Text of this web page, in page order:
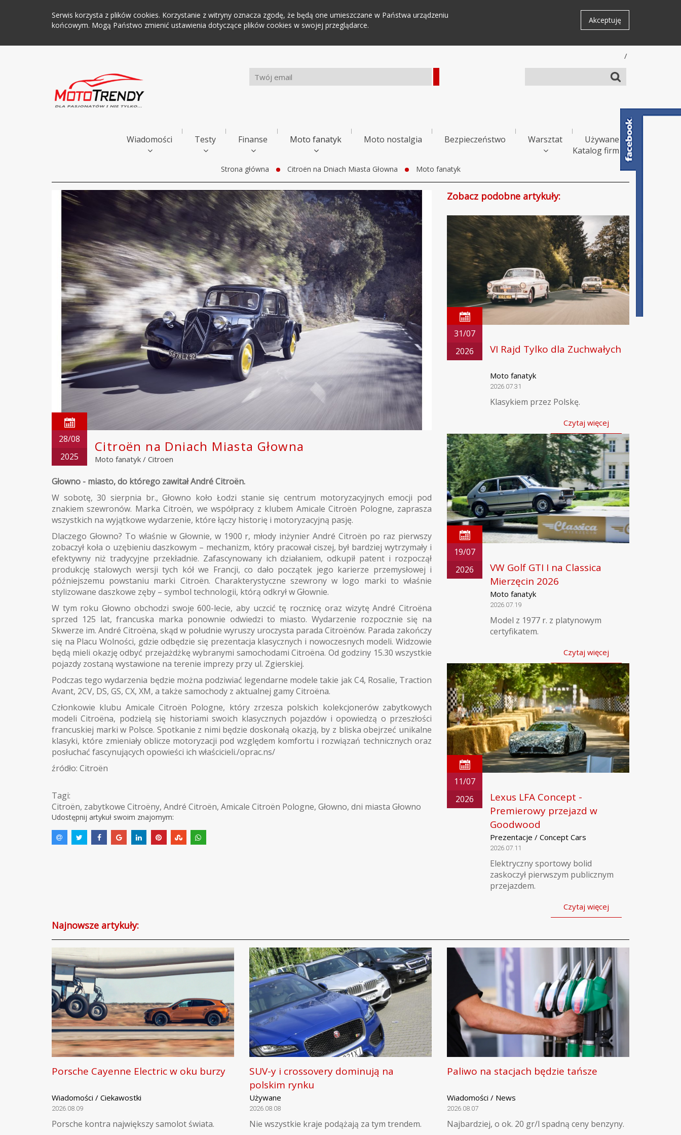
Serwis korzysta z plików cookies. Korzystanie z witryny oznacza zgodę, że będą one umieszczane w Państwa urządzeniu
końcowym. Mogą Państwo zmienić ustawienia dotyczące plików cookies w swojej przeglądarce.
Akceptuję
/
Wiadomości Testy Finanse Moto fanatyk Moto nostalgia Bezpieczeństwo Warsztat
Używane
Katalog firm
Strona główna Citroën na Dniach Miasta Głowna Moto fanatyk
28/08
2025
Citroën na Dniach Miasta Głowna
Moto fanatyk / Citroen
Głowno - miasto, do którego zawitał André Citroën.
W sobotę, 30 sierpnia br., Głowno koło Łodzi stanie się centrum motoryzacyjnych emocji pod
znakiem szewronów. Marka Citroën, we współpracy z klubem Amicale Citroën Pologne, zaprasza
wszystkich na wyjątkowe wydarzenie, które łączy historię i motoryzacyjną pasję.
Dlaczego Głowno? To właśnie w Głownie, w 1900 r, młody inżynier André Citroën po raz pierwszy
zobaczył koła o uzębieniu daszkowym – mechanizm, który pracował ciszej, był bardziej wytrzymały i
efektywny niż tradycyjne przekładnie. Zafascynowany ich działaniem, odkupił patent i rozpoczął
produkcję stalowych wersji tych kół we Francji, co dało początek jego karierze przemysłowej i
późniejszemu powstaniu marki Citroën. Charakterystyczne szewrony w logo marki to właśnie
stylizowane daszkowe zęby – symbol technologii, którą odkrył w Głownie.
W tym roku Głowno obchodzi swoje 600-lecie, aby uczcić tę rocznicę oraz wizytę André Citroëna
sprzed 125 lat, francuska marka ponownie odwiedzi to miasto. Wydarzenie rozpocznie się na
Skwerze im. André Citroëna, skąd w południe wyruszy uroczysta parada Citroënów. Parada zakończy
się na Placu Wolności, gdzie odbędzie się prezentacja klasycznych i nowoczesnych modeli. Widzowie
będą mieli okazję odbyć przejażdżkę wybranymi samochodami Citroëna. Od godziny 15.30 wszystkie
pojazdy zostaną wystawione na terenie imprezy przy ul. Zgierskiej.
Podczas tego wydarzenia będzie można podziwiać legendarne modele takie jak C4, Rosalie, Traction
Avant, 2CV, DS, GS, CX, XM, a także samochody z aktualnej gamy Citroëna.
Członkowie klubu Amicale Citroën Pologne, który zrzesza polskich kolekcjonerów zabytkowych
modeli Citroëna, podzielą się historiami swoich klasycznych pojazdów i opowiedzą o przeszłości
francuskiej marki w Polsce. Spotkanie z nimi będzie doskonałą okazją, by z bliska obejrzeć unikalne
klasyki, które zmieniały oblicze motoryzacji pod względem komfortu i rozwiązań technicznych oraz
posłuchać fascynujących opowieści ich właścicieli./oprac.ns/
źródło: Citroën
Tagi:
Citroën, zabytkowe Citroëny, André Citroën, Amicale Citroën Pologne, Głowno, dni miasta Głowno
Udostępnij artykuł swoim znajomym:
Zobacz podobne artykuły:
31/07
2026
VI Rajd Tylko dla Zuchwałych
Moto fanatyk
2026.07.31
Klasykiem przez Polskę.
Czytaj więcej
19/07
2026
VW Golf GTI I na Classica
Mierzęcin 2026
Moto fanatyk
2026.07.19
Model z 1977 r. z platynowym
certyfikatem.
Czytaj więcej
11/07
2026
Lexus LFA Concept -
Premierowy przejazd w
Goodwood
Prezentacje / Concept Cars
2026.07.11
Elektryczny sportowy bolid
zaskoczył pierwszym publicznym
przejazdem.
Czytaj więcej
Najnowsze artykuły:
Porsche Cayenne Electric w oku burzy
Wiadomości / Ciekawostki
2026.08.09
Porsche kontra największy samolot świata.
SUV-y i crossovery dominują na
polskim rynku
Używane
2026.08.08
Nie wszystkie kraje podążają za tym trendem.
Paliwo na stacjach będzie tańsze
Wiadomości / News
2026.08.07
Najbardziej, o ok. 20 gr/l spadną ceny benzyny.